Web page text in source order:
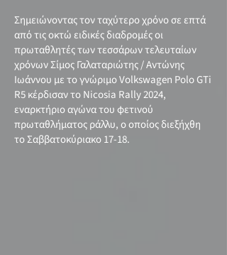
Σημειώνοντας τον ταχύτερο χρόνο σε επτά
από τις οκτώ ειδικές διαδρομές οι
πρωταθλητές των τεσσάρων τελευταίων
χρόνων Σίμος Γαλαταριώτης / Αντώνης
Ιωάννου με το γνώριμο Volkswagen Polo GTi
R5 κέρδισαν το Nicosia Rally 2024,
εναρκτήριο αγώνα του φετινού
πρωταθλήματος ράλλυ, ο οποίος διεξήχθη
το Σαββατοκύριακο 17-18.